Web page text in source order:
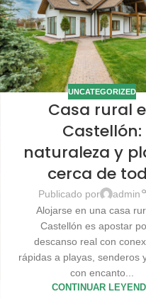
UNCATEGORIZED
Casa rural
Castellón:
naturaleza y
cerca de
Publicado por admin
Alojarse en una casa
Castellón es apostar
descanso real con
rápidas a playas, senderos
con encanto...
CONTINUAR